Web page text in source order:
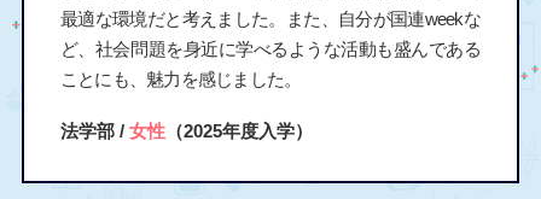
最適な環境だと考えました。また、自分が国連weekな
ど、社会問題を身近に学べるような活動も盛んである
ことにも、魅力を感じました。
法学部 / 女性（2025年度入学）